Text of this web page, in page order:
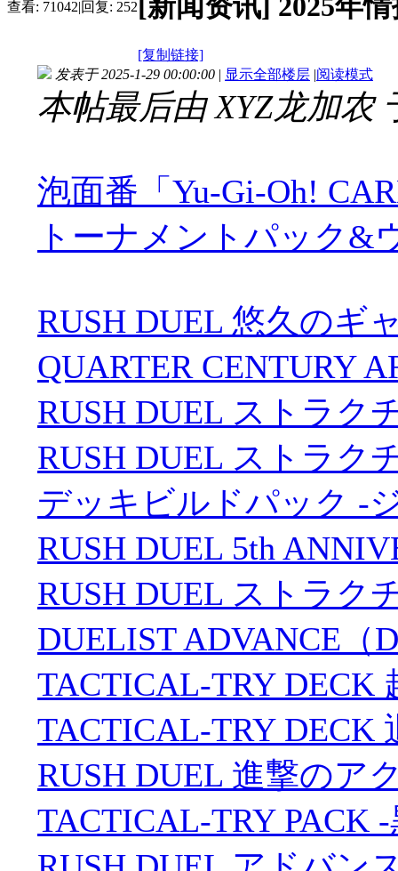
查看: 71042|回复: 252 [新闻资讯] 2025年
[复制链接]
发表于 2025-1-29 00:00:00 | 显示全部楼层 |阅读模式
本帖最后由 XYZ龙加农
泡面番「Yu-Gi-Oh!
トーナメントパック&
RUSH DUEL 悠久のギ
QUARTER CENTURY
RUSH DUEL ストラク
RUSH DUEL ストラク
デッキビルドパック -
RUSH DUEL 5th
RUSH DUEL ストラク
DUELIST ADVANCE（
TACTICAL-TRY DECK
TACTICAL-TRY DECK
RUSH DUEL 進撃のア
TACTICAL-TRY PACK